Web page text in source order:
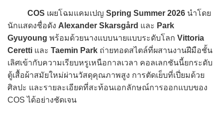
COS เผยโฉมแคมเปญ Spring Summer 2026 นำโดย
นักแสดงชื่อดัง Alexander Skarsgård และ Park
Gyuyoung พร้อมด้วยนางแบบนายแบบระดับโลก Vittoria
Ceretti และ Taemin Park ถ่ายทอดสไตล์ที่ผสานงานฝีมือชั้น
เลิศเข้ากับความเรียบหรูเหนือกาลเวลา คอลเลกชันนี้ยกระดับ
ตู้เสื้อผ้าสมัยใหม่ผ่านวัสดุคุณภาพสูง การตัดเย็บที่เปี่ยมด้วย
ศิลปะ และรายละเอียดที่สะท้อนเอกลักษณ์การออกแบบของ
COS ได้อย่างชัดเจน